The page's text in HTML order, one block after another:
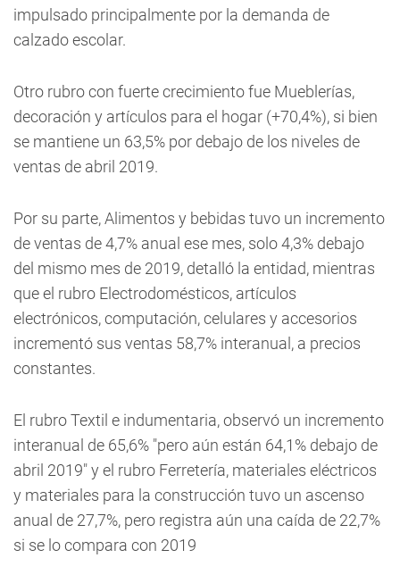
impulsado principalmente por la demanda de
calzado escolar.
Otro rubro con fuerte crecimiento fue Mueblerías,
decoración y artículos para el hogar (+70,4%), si bien
se mantiene un 63,5% por debajo de los niveles de
ventas de abril 2019.
Por su parte, Alimentos y bebidas tuvo un incremento
de ventas de 4,7% anual ese mes, solo 4,3% debajo
del mismo mes de 2019, detalló la entidad, mientras
que el rubro Electrodomésticos, artículos
electrónicos, computación, celulares y accesorios
incrementó sus ventas 58,7% interanual, a precios
constantes.
El rubro Textil e indumentaria, observó un incremento
interanual de 65,6% "pero aún están 64,1% debajo de
abril 2019" y el rubro Ferretería, materiales eléctricos
y materiales para la construcción tuvo un ascenso
anual de 27,7%, pero registra aún una caída de 22,7%
si se lo compara con 2019